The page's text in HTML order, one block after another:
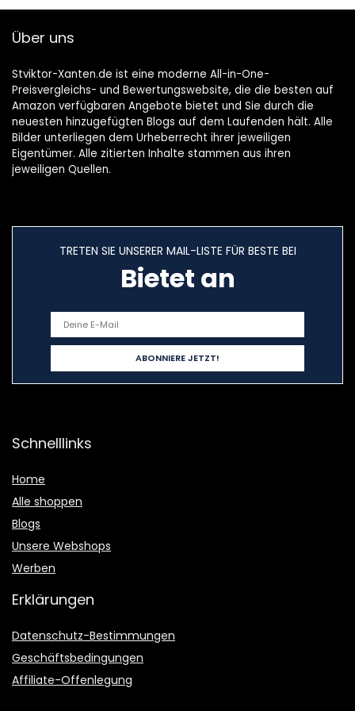
Über uns
Stviktor-Xanten.de ist eine moderne All-in-One-
Preisvergleichs- und Bewertungswebsite, die die besten auf
Amazon verfügbaren Angebote bietet und Sie durch die
neuesten hinzugefügten Blogs auf dem Laufenden hält. Alle
Bilder unterliegen dem Urheberrecht ihrer jeweiligen
Eigentümer. Alle zitierten Inhalte stammen aus ihren
jeweiligen Quellen.
TRETEN SIE UNSERER MAIL-LISTE FÜR BESTE BEI
Bietet an
Schnelllinks
Home
Alle shoppen
Blogs
Unsere Webshops
Werben
Erklärungen
Datenschutz-Bestimmungen
Geschäftsbedingungen
Affiliate-Offenlegung